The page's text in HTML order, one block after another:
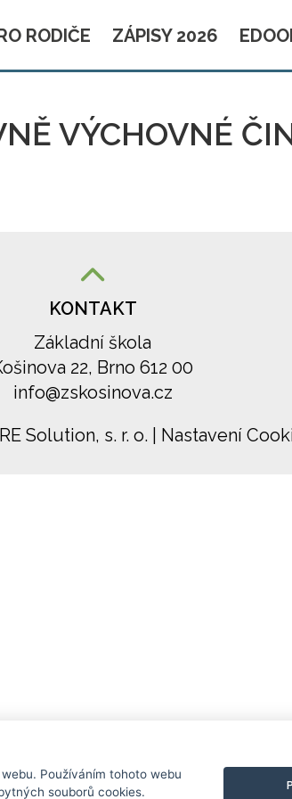
RODIČE ZÁPISY 2026
VÝCHOVNÉ
KONTAKT
Základní škola
22, Brno 612 00
info@zskosinova.cz
Solution, s. r. o.
Nastavení
Používáním tohoto webu
souborů cookies.